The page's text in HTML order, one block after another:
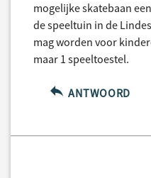
mogelijke skatebaan
de speeltuin in de
mag worden voor
maar 1 speeltoestel.
ANTWOORD